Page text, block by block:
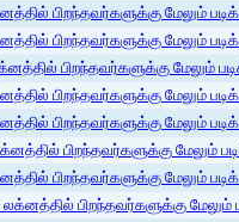
பிறந்தவர்களுக்கு மேலும்
பிறந்தவர்களுக்கு மேலும்
பிறந்தவர்களுக்கு மேலும்
பிறந்தவர்களுக்கு மேலும்
பிறந்தவர்களுக்கு மேலும்
பிறந்தவர்களுக்கு மேலும்
பிறந்தவர்களுக்கு மேலும்
லக்னத்தில் பிறந்தவர்களுக்கு மேலும்